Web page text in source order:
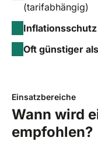
(tarifabhängig)
Inflationsschutz
Oft günstiger
Einsatzbereiche
Wann wird
empfohlen?